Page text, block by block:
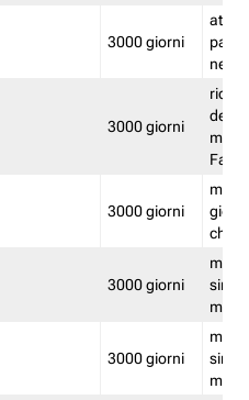
3000 giorni
attiva
3000 giorni
3000 giorni
3000 giorni
3000 giorni